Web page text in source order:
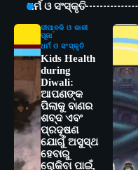
ଧର୍ମ ଓ ସଂସ୍କୃତି
ଦୀପାବଳି ଓ କାଳୀ
ପୂଜା
ଧର୍ମ ଓ ସଂସ୍କୃତି
Kids Health
during
Diwali:
ଆପଣଙ୍କ
ପିଲାକୁ ବାଣର
ଶବ୍ଦ ଏବଂ
ପ୍ରଦୂଷଣ
ଯୋଗୁଁ ଅସୁସ୍ଥ
ହେବାରୁ
ରୋକିବା ପାଇଁ,